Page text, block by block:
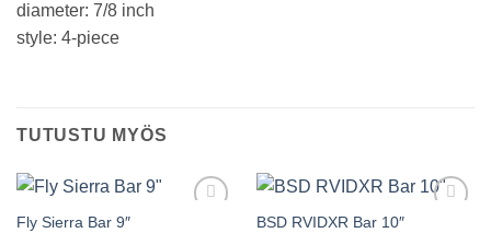
diameter: 7/8 inch
style: 4-piece
TUTUSTU MYÖS
Fly Sierra Bar 9″
BSD RVIDXR Bar 10″